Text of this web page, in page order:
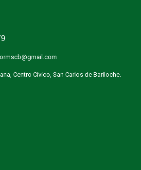
Centro Cívico, San Carlos de Bariloche.